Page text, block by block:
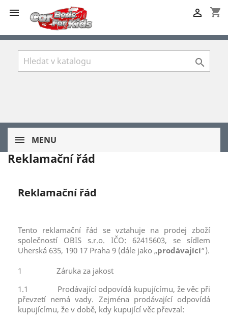
 shopping_cart


MENU
Reklamační řád
Reklamační řád
Tento reklamační řád se vztahuje na prodej zboží
společností OBIS s.r.o. IČO: 62415603, se sídlem
Uherská 635, 190 17 Praha 9 (dále jako „prodávající“).
1 Záruka za jakost
1.1 Prodávající odpovídá kupujícímu, že věc při
převzetí nemá vady. Zejména prodávající odpovídá
kupujícímu, že v době, kdy kupující věc převzal: